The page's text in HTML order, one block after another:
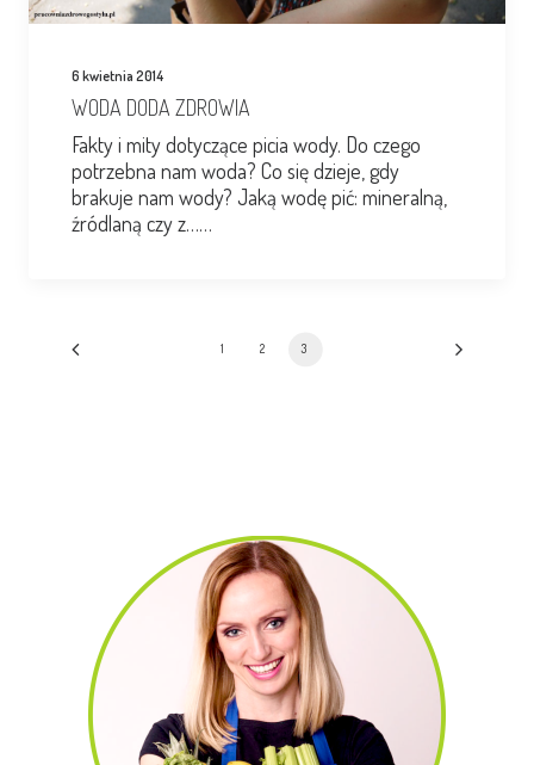
6 kwietnia 2014
WODA DODA ZDROWIA
Fakty i mity dotyczące picia wody. Do czego
potrzebna nam woda? Co się dzieje, gdy
brakuje nam wody? Jaką wodę pić: mineralną,
źródlaną czy z……
1 2 3